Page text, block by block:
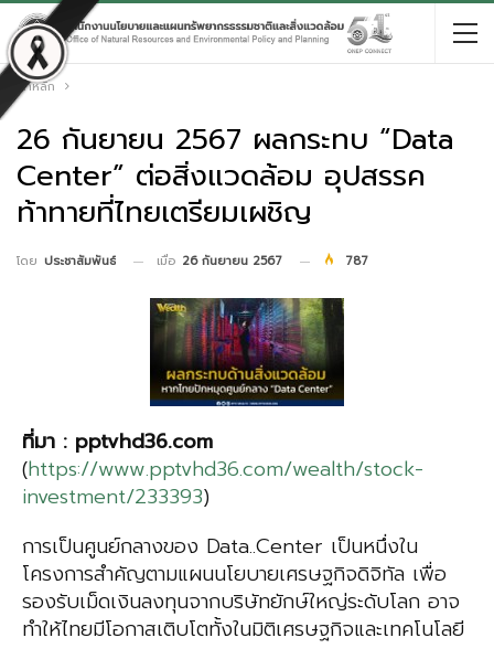
หน้าหลัก
26 กันยายน 2567 ผลกระทบ “Data
Center” ต่อสิ่งแวดล้อม อุปสรรค
ท้าทายที่ไทยเตรียมเผชิญ
โดย ประชาสัมพันธ์ เมื่อ 26 กันยายน 2567 787
ที่มา : pptvhd36.com
(https://www.pptvhd36.com/wealth/stock-
investment/233393)
การเป็นศูนย์กลางของ Data..Center เป็นหนึ่งใน
โครงการสำคัญตามแผนนโยบายเศรษฐกิจดิจิทัล เพื่อ
รองรับเม็ดเงินลงทุนจากบริษัทยักษ์ใหญ่ระดับโลก อาจ
ทำให้ไทยมีโอกาสเติบโตทั้งในมิติเศรษฐกิจและเทคโนโลยี